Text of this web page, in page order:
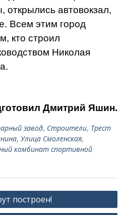
откры­лись автовокзал,
Всем этим город
кто строил
Николая
Дмитрий Яшин.
завод, Строители, Трест
, Улица Смоленская,
комбинат спортивной
построен!